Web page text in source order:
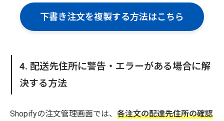
下書き注文を複製する方法はこちら
4. 配送先住所に警告・エラーがある場合に解
決する方法
Shopifyの注文管理画面では、 各注文の配達先住所の確認